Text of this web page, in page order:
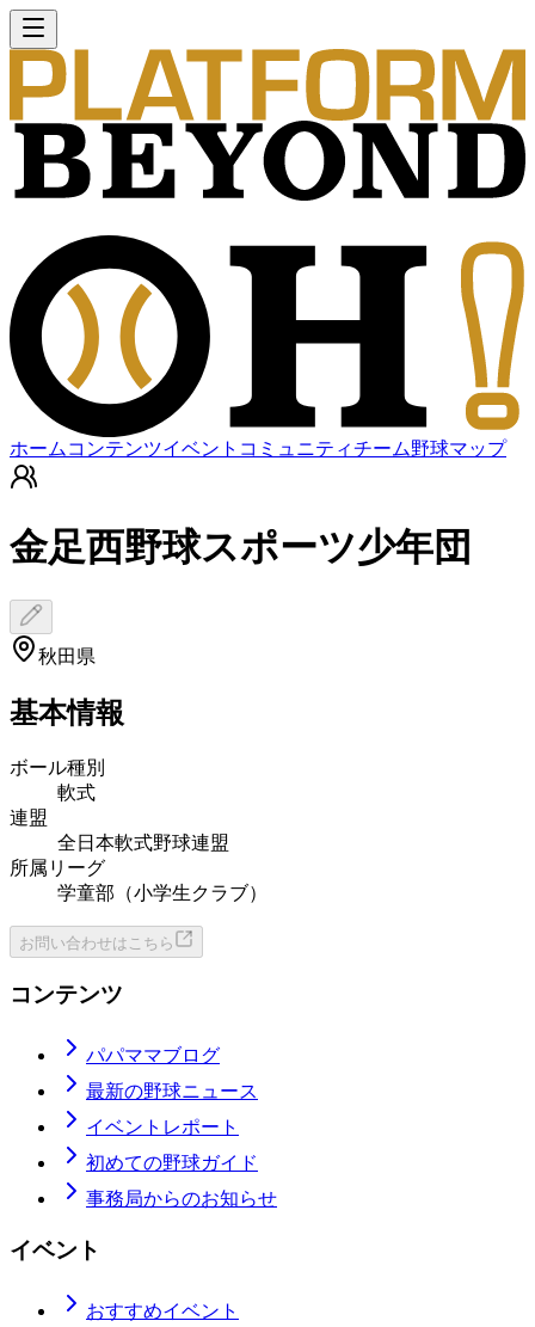
ホーム コンテンツイベント コミュニティチーム野球マップ
金足西野球スポーツ少年団
秋田県
基本情報
ボール種別
軟式
連盟
全日本軟式野球連盟
所属リーグ
学童部（小学生クラブ）
お問い合わせはこちら
コンテンツ
パパママブログ
最新の野球ニュース
イベントレポート
初めての野球ガイド
事務局からのお知らせ
イベント
おすすめイベント